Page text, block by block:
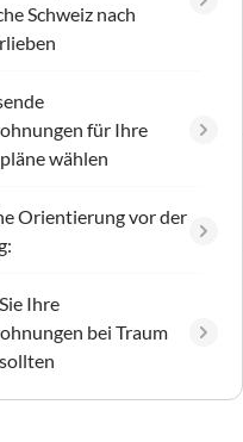
Schweiz nach
für Ihre
wählen
Orientierung vor der
Ihre
bei Traum